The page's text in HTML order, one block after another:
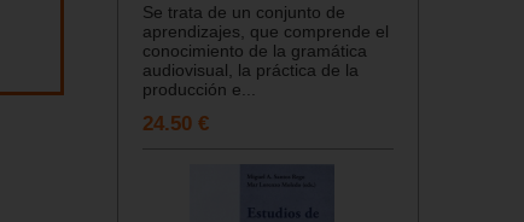
Se trata de un conjunto de
aprendizajes, que comprende el
conocimiento de la gramática
audiovisual, la práctica de la
producción e...
24.50 €